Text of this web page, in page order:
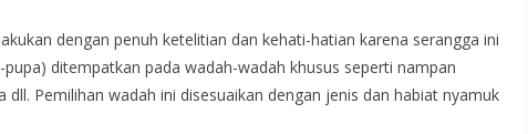
dengan penuh ketelitian dan kehati-hatian karena serangga ini
ditempatkan pada wadah-wadah khusus seperti nampan
Pemilihan wadah ini disesuaikan dengan jenis dan habiat nyamuk